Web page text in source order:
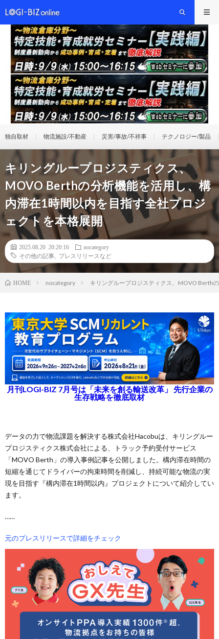
独自取材 物流施設/不動産 災害/事故/不祥事 テクノロジー/製品
キリングループロジスティクス、
MOVO Berthの分析機能を活用し、構
内滞在1時間以内を目指す全社プロジ
ェクトを本格展開
2025.08.20 20:20:16
nocategory
その他の記事
プレスリリースなど
HOME nocategory キリングループロジスティクス、MOVO Berth
月刊LOGI-BIZ 7月号は「未来を創る輸送改革」 先行企業の
生存戦略を徹底取材
データの力で物流課題を解決する株式会社Hacobuは、キリングルー
プロジスティクス株式会社による、トラック予約受付サービス
「MOVO Berth」の導入事例記事を公開しました。構内滞在時間の
短縮を通じてドライバーの拘束時間を削減し、持続可能な物流の実
現を目指す『構内滞在1時間以内』プロジェクトについて紹介してい
ます。
……
元のプレスリリースで詳細をチェック